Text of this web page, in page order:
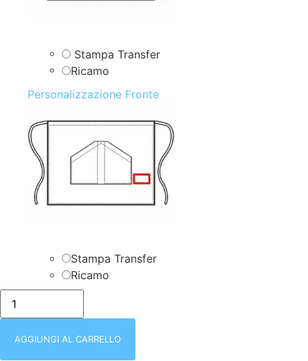
Stampa Transfer
Ricamo
Personalizzazione Fronte
Stampa Transfer
Ricamo
GREMBIULE
CON
2
AGGIUNGI AL CARRELLO